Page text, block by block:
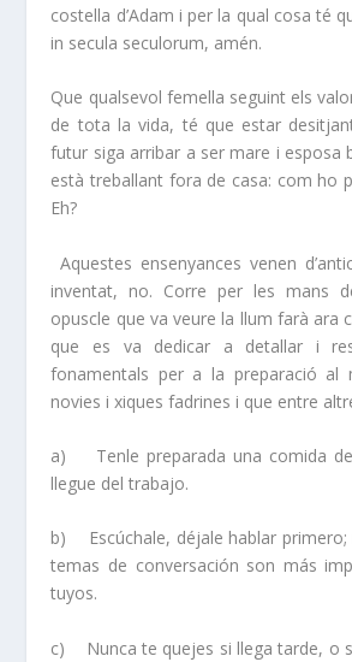
costella d’Adam i per la qual cosa té
in secula seculorum, amén.
Que qualsevol femella seguint els
de tota la vida, té que estar
futur siga arribar a ser mare i esposa
està treballant fora de casa: com ho
Eh?
Aquestes ensenyances venen
inventat, no. Corre per les mans
opuscle que va veure la llum farà ara
que es va dedicar a detallar i
fonamentals per a la preparació al
novies i xiques fadrines i que entre
a) Tenle preparada una comida
llegue del trabajo.
b)
Escúchale, déjale hablar
temas de conversación son más
tuyos.
c) Nunca te quejes si llega tarde, o